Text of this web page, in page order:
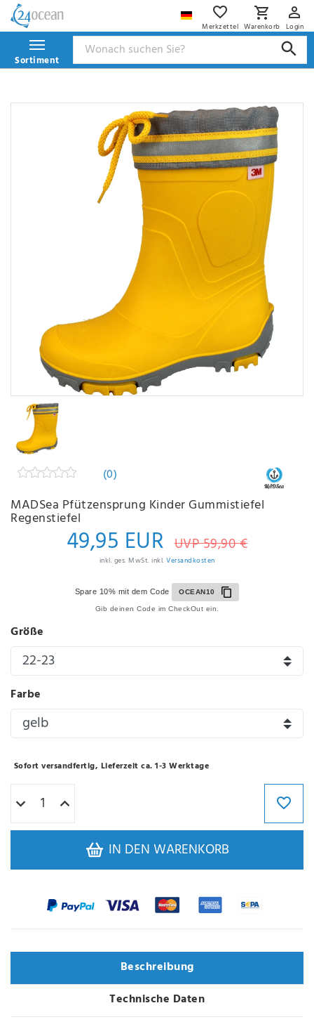
Merkzettel Warenkorb Login
Sortiment
(0)
MADSea Pfützensprung Kinder Gummistiefel
Regenstiefel
49,95 EUR UVP 59,90 €
inkl. ges. MwSt. inkl. Versandkosten
Spare 10% mit dem Code OCEAN10
Gib deinen Code im CheckOut ein.
Größe
Farbe
Sofort versandfertig, Lieferzeit ca. 1-3 Werktage
IN DEN WARENKORB
Beschreibung
Technische Daten